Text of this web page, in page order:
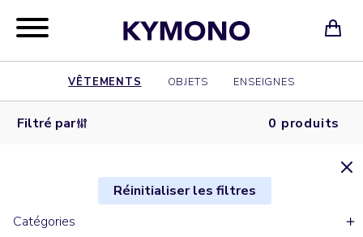
VÊTEMENTS OBJETS ENSEIGNES
Filtré par 0 produits
Réinitialiser les filtres
Catégories